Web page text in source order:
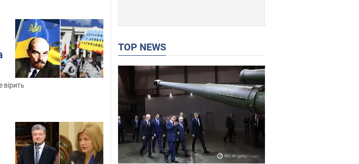
вірить
TOP NEWS